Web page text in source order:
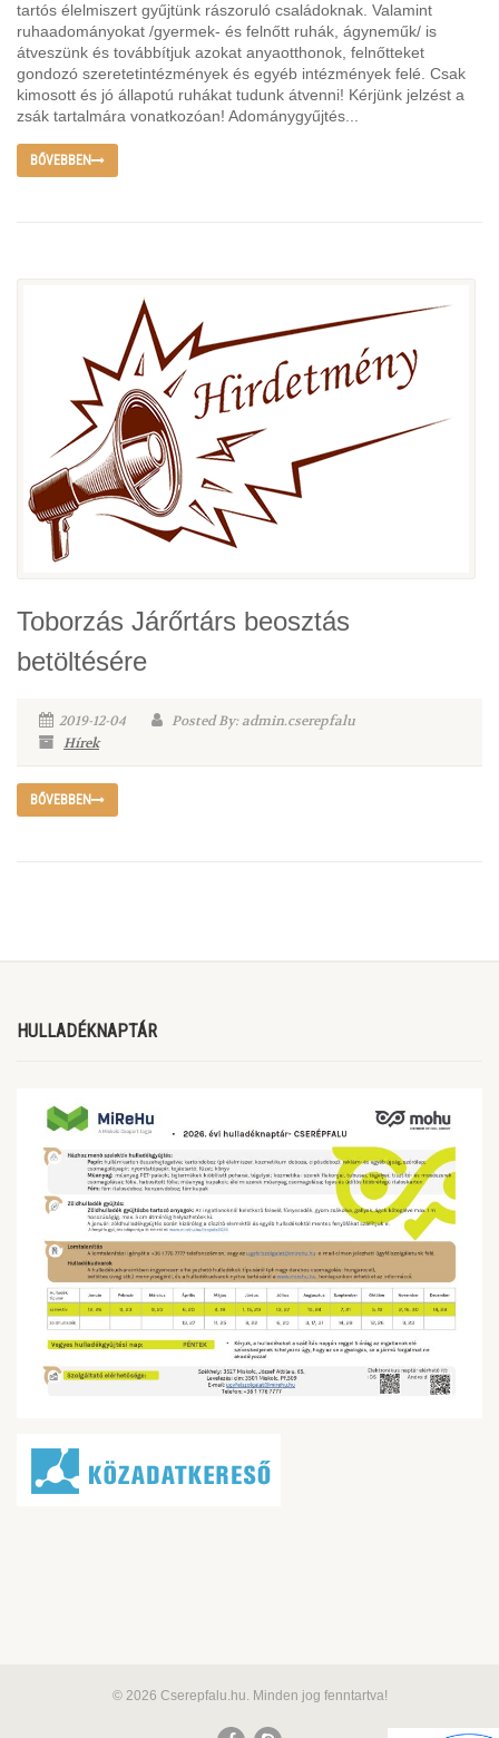
tartós élelmiszert gyűjtünk rászoruló családoknak. Valamint
ruhaadományokat /gyermek- és felnőtt ruhák, ágyneműk/ is
átveszünk és továbbítjuk azokat anyaotthonok, felnőtteket
gondozó szeretetintézmények és egyéb intézmények felé. Csak
kimosott és jó állapotú ruhákat tudunk átvenni! Kérjünk jelzést a
zsák tartalmára vonatkozóan! Adománygyűjtés...
BŐVEBBEN
Toborzás Járőrtárs beosztás
betöltésére
2019-12-04
Posted By: admin.cserepfalu
Hírek
BŐVEBBEN
HULLADÉKNAPTÁR
© 2026 Cserepfalu.hu. Minden jog fenntartva!